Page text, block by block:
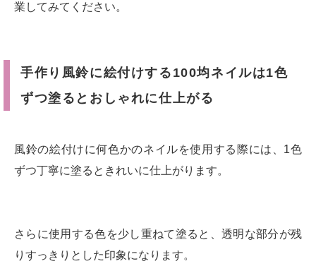
業してみてください。
手作り風鈴に絵付けする100均ネイルは1色
ずつ塗るとおしゃれに仕上がる
風鈴の絵付けに何色かのネイルを使用する際には、1色
ずつ丁寧に塗るときれいに仕上がります。
さらに使用する色を少し重ねて塗ると、透明な部分が残
りすっきりとした印象になります。